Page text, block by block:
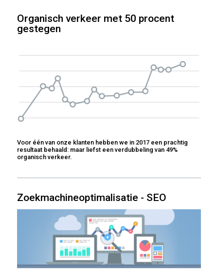
Organisch verkeer met 50 procent
gestegen
Voor één van onze klanten hebben we in 2017 een prachtig
resultaat behaald: maar liefst een verdubbeling van 49%
organisch verkeer.
Zoekmachineoptimalisatie - SEO